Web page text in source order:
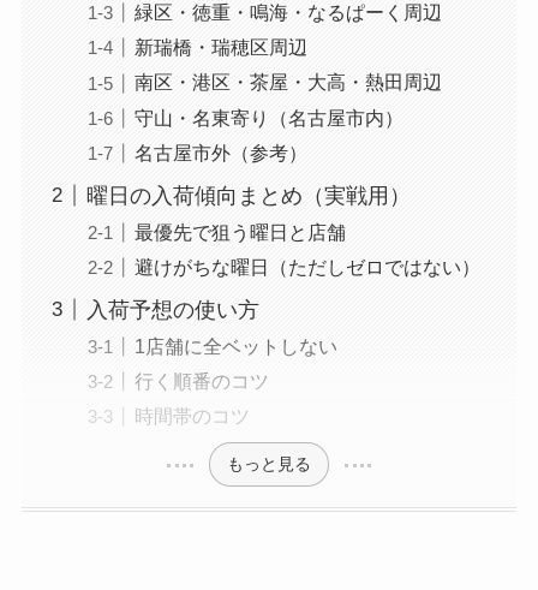
緑区・徳重・鳴海・なるぱーく周辺
新瑞橋・瑞穂区周辺
南区・港区・茶屋・大高・熱田周辺
守山・名東寄り（名古屋市内）
名古屋市外（参考）
曜日の入荷傾向まとめ（実戦用）
最優先で狙う曜日と店舗
避けがちな曜日（ただしゼロではない）
入荷予想の使い方
1店舗に全ベットしない
行く順番のコツ
時間帯のコツ
もっと見る